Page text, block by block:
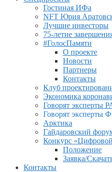
Гостиная ИФа
NFT Юрия
Лучшие инвесторы
75-летие
#ГолосПамяти
О проекте
Новости
Партнеры
Контакты
Клуб
Экономика
Говорят эксперты
Говорят эксперты
Арктика
Гайдаровский
Конкурс
Положение
Заявка/
Контакты